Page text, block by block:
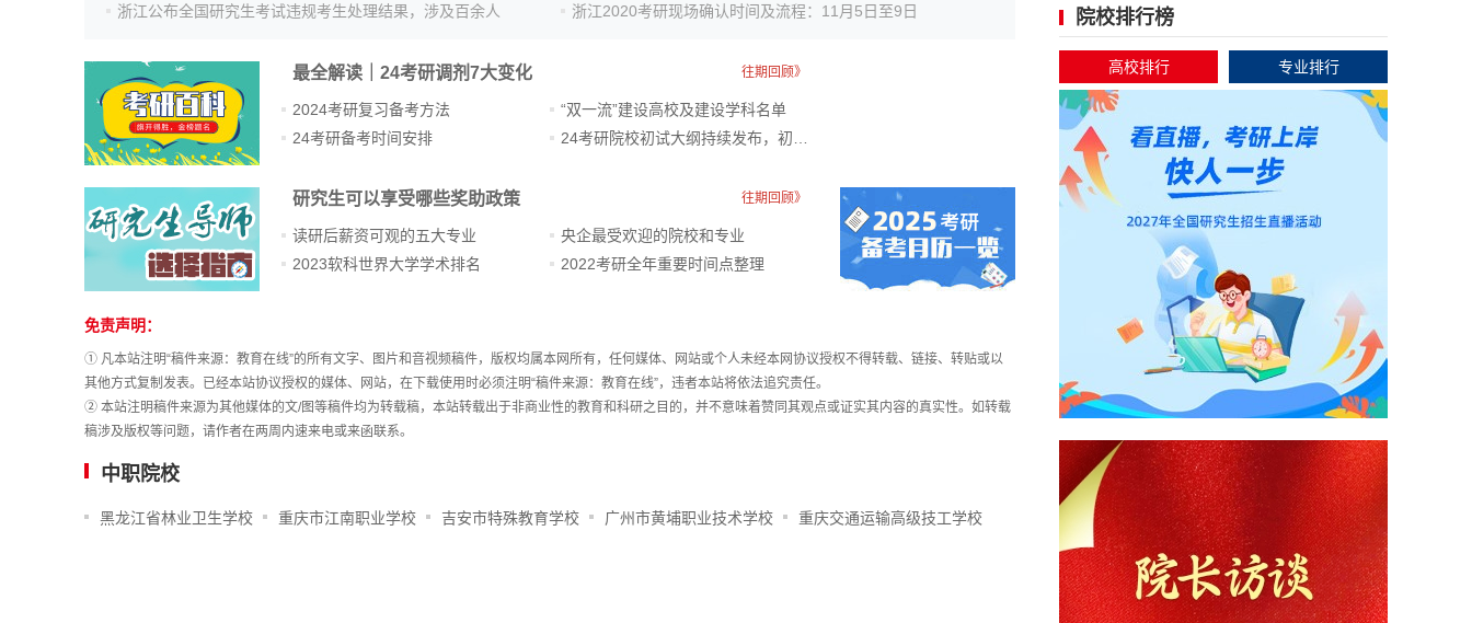
浙江公布全国研究生考试违规考生处理结果，涉及百余人
浙江2020考研现场确认时间及流程：11月5日至9日
最全解读｜24考研调剂7大变化 往期回顾》
2024考研复习备考方法
24考研备考时间安排
“双一流”建设高校及建设学科名单
研究生可以享受哪些奖助政策 往期回顾》
读研后薪资可观的五大专业
2023软科世界大学学术排名
央企最受欢迎的院校和专业
2022考研全年重要时间点整理
站
统
计
免责声明：
① 凡本站注明“稿件来源：教育在线”的所有文字、图片和音视频稿件，版权均属本网所有，任何媒体、网站或个人未经本网协议授权不得转载、链接、转贴或以
其他方式复制发表。已经本站协议授权的媒体、网站，在下载使用时必须注明“稿件来源：教育在线”，违者本站将依法追究责任。
② 本站注明稿件来源为其他媒体的文/图等稿件均为转载稿，本站转载出于非商业性的教育和科研之目的，并不意味着赞同其观点或证实其内容的真实性。如转载
稿涉及版权等问题，请作者在两周内速来电或来函联系。
中职院校
黑龙江省林业卫生学校 重庆市江南职业学校 吉安市特殊教育学校 广州市黄埔职业技术学校 重庆交通运输高级技工学校
院校排行榜
高校排行 专业排行